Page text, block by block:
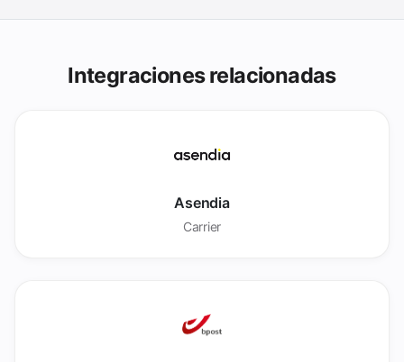
Integraciones relacionadas
Asendia
Carrier